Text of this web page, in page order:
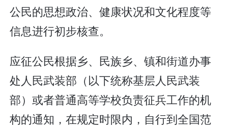
公民的思想政治、健康状况和文化程度等
信息进行初步核查。
应征公民根据乡、民族乡、镇和街道办事
处人民武装部（以下统称基层人民武装
部）或者普通高等学校负责征兵工作的机
构的通知，在规定时限内，自行到全国范